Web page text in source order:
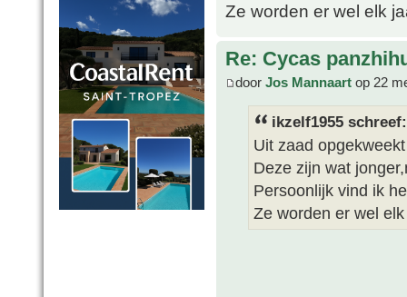
Ze worden er wel elk
Re: Cycas
door Jos Mannaart op 22
ikzelf1955 schreef:
Uit zaad opgekweekt
Deze zijn wat
Persoonlijk vind ik
Ze worden er wel